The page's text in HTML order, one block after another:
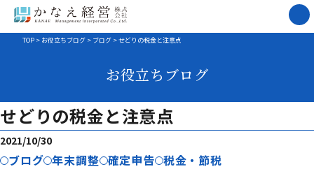
TOP > お役立ちブログ > ブログ >せどりの税金と注意点
お役立ちブログ
せどりの税金と注意点
2021/10/30
ブログ 年末調整 確定申告 税金・節税